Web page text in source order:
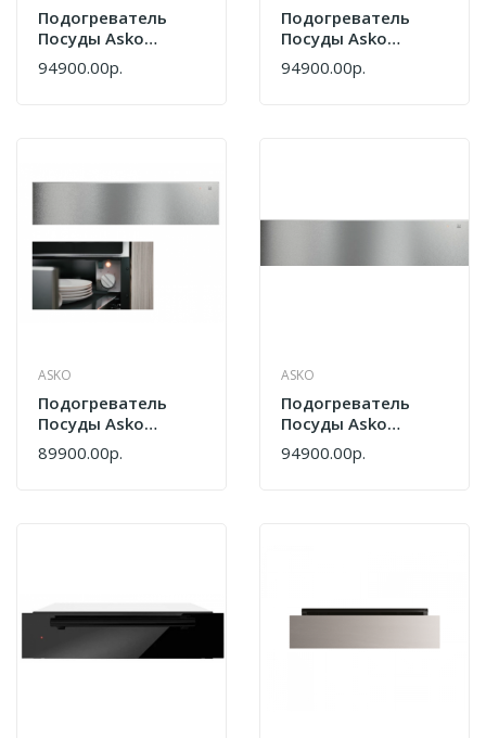
Подогреватель
Посуды Asko
ODW61BS1
94900.00р.
Подогреватель
Посуды Asko
ODW61GS1
94900.00р.
ASKO
Подогреватель
Посуды Asko
ODW61SS0
Нержавеющая
89900.00р.
ASKO
Подогреватель
Посуды Asko
ODW61SS1
94900.00р.